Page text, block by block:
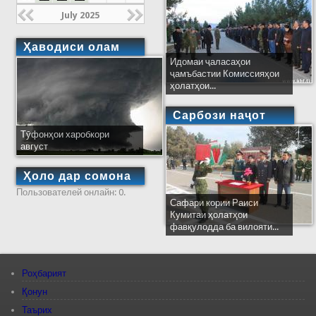
July 2025
Ҳаводиси олам
Тӯфонҳои харобкори
август
Ҳоло дар сомона
Пользователей онлайн: 0.
Идомаи ҷаласаҳои
ҷамъбастии Комиссияҳои
ҳолатҳои...
Сарбози наҷот
Сафари кории Раиси
Кумитаи ҳолатҳои
фавқулодда ба вилояти...
Роҳбарият
Қонун
Таърих